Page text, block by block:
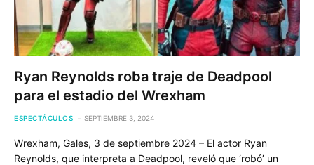
Ryan Reynolds roba traje de Deadpool
para el estadio del Wrexham
ESPECTÁCULOS SEPTIEMBRE 3, 2024
Wrexham, Gales, 3 de septiembre 2024 – El actor Ryan
Reynolds, que interpreta a Deadpool, reveló que ‘robó’ un